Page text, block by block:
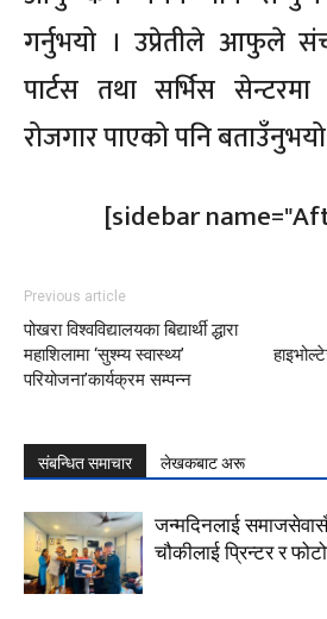
गर्नुभयो । उप्रेतीले आफुले
पार्टस तथा सर्भिस
रोजगार पाएको पनि
[sidebar
Previous article
पोखरा विश्वविद्यालयका बिद्यार्थी द्धारा
महाशिलामा ‘सुश्म्य स्वास्थ्य’
परियोजना’कार्यक्रम सम्पन्न
संबन्धित समाचार लेखकबाट अरू
जन्मदिनलाई
चौकीलाई प्रिन्टर र